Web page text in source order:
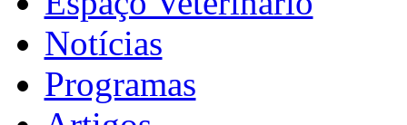
Notícias
Programas